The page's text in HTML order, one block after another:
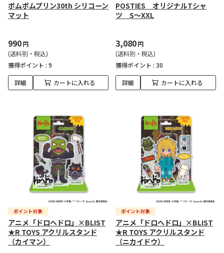
ポムポムプリン30th シリコーン
マット
990円
(送料別・税込)
獲得ポイント : 9
詳細 カートに入れる
POSTIES オリジナルTシャ
ツ S～XXL
3,080円
(送料別・税込)
獲得ポイント : 30
詳細 カートに入れる
アニメ「ドロヘドロ」×BLIST
★R TOYS アクリルスタンド
（カイマン）
アニメ「ドロヘドロ」×BLIST
★R TOYS アクリルスタンド
（ニカイドウ）